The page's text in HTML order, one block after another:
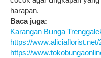
harapan.
Baca juga:
Karangan Bunga
https://
https://